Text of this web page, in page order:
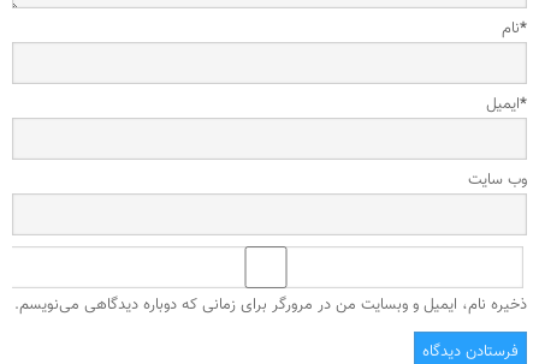
نام*
ایمیل*
وب‌ سایت
ذخیره نام، ایمیل و وبسایت من در مرورگر برای زمانی که دوباره دیدگاهی می‌نویسم.